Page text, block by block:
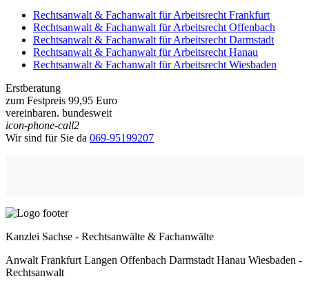
Rechtsanwalt & Fachanwalt für Arbeitsrecht Frankfurt
Rechtsanwalt & Fachanwalt für Arbeitsrecht Offenbach
Rechtsanwalt & Fachanwalt für Arbeitsrecht Darmstadt
Rechtsanwalt & Fachanwalt für Arbeitsrecht Hanau
Rechtsanwalt & Fachanwalt für Arbeitsrecht Wiesbaden
Erstberatung
zum Festpreis 99,95 Euro
vereinbaren. bundesweit
icon-phone-call2
Wir sind für Sie da 069-95199207
Kanzlei Sachse - Rechtsanwälte & Fachanwälte
Anwalt Frankfurt Langen Offenbach Darmstadt Hanau Wiesbaden -
Rechtsanwalt